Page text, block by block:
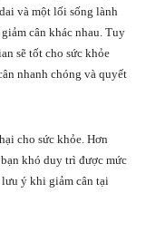
và một lối sống lành
cân khác nhau. Tuy
sẽ tốt cho sức khỏe
nhanh chóng và quyết
cho sức khỏe. Hơn
khó duy trì được mức
ý khi giảm cân tại